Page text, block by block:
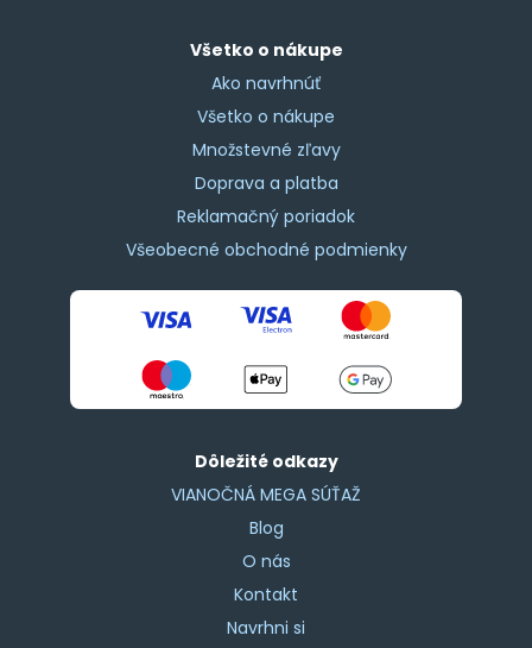
Všetko o nákupe
Ako navrhnúť
Všetko o nákupe
Množstevné zľavy
Doprava a platba
Reklamačný poriadok
Všeobecné obchodné podmienky
Dôležité odkazy
VIANOČNÁ MEGA SÚŤAŽ
Blog
O nás
Kontakt
Navrhni si